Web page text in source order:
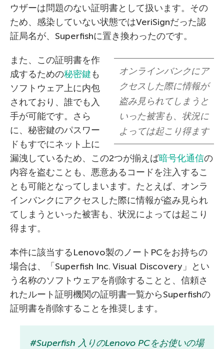
ウザーは問題のない証明書として扱います。その
ため、感染していない状態ではVeriSignだった認
証局名が、Superfishに置き換わったのです。
オンラインバンクにア
クセスした際に情報が
盗み見られてしまうと
いった被害も、状況に
よっては起こり得ます
また、この証明書を作
成するための秘密鍵も
ソフトウェア上に内包
されており、誰でも入
手が可能です。さら
に、秘密鍵のパスワー
ドもすでにネット上に
漏洩しているため、この2つが揃えば暗号化通信の
内容を盗むことも、悪意あるコードを注入するこ
とも可能となってしまいます。たとえば、オンラ
インバンクにアクセスした際に情報が盗み見られ
てしまうといった被害も、状況によっては起こり
得ます。
本件に該当するLenovo製のノートPCをお持ちの
場合は、「Superfish Inc. Visual Discovery」とい
う名称のソフトウェアを削除することと、信頼さ
れたルート証明機関の証明書一覧からSuperfishの
証明書を削除することを推奨します。
#Superfish 入りのLenovo PCをお使いの場